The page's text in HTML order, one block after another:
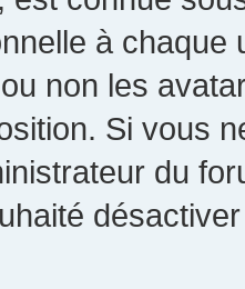
à chaque
non les
Si vous
du